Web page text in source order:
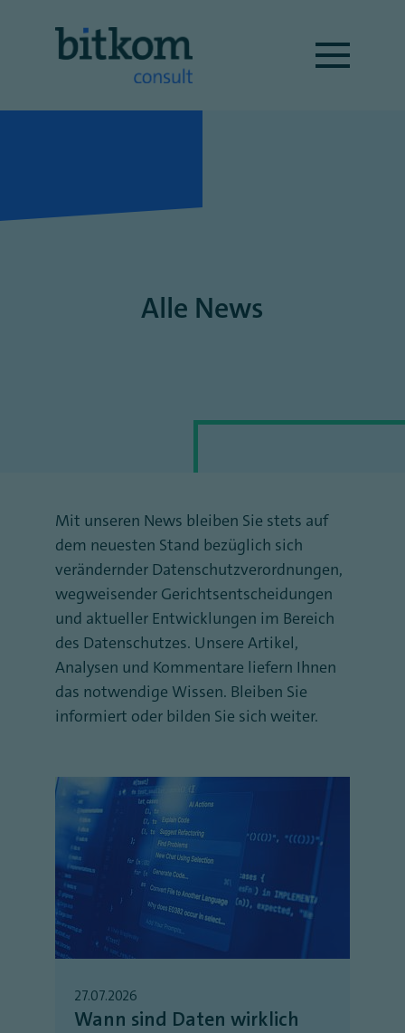
Alle News
Mit unseren News bleiben Sie stets auf
dem neuesten Stand bezüglich sich
verändernder Datenschutzverordnungen,
wegweisender Gerichtsentscheidungen
und aktueller Entwicklungen im Bereich
des Datenschutzes. Unsere Artikel,
Analysen und Kommentare liefern Ihnen
das notwendige Wissen. Bleiben Sie
informiert oder bilden Sie sich weiter.
27.07.2026
Wann sind Daten wirklich